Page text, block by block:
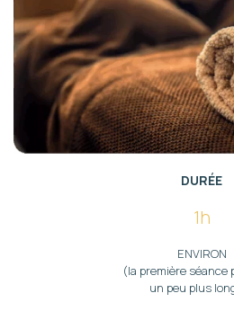
DURÉE
1h
ENVIRON
(la première séance
un peu plus